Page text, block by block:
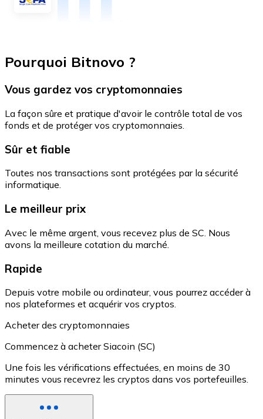
Pourquoi Bitnovo ?
Vous gardez vos cryptomonnaies
La façon sûre et pratique d'avoir le contrôle total de vos
fonds et de protéger vos cryptomonnaies.
Sûr et fiable
Toutes nos transactions sont protégées par la sécurité
informatique.
Le meilleur prix
Avec le même argent, vous recevez plus de SC. Nous
avons la meilleure cotation du marché.
Rapide
Depuis votre mobile ou ordinateur, vous pourrez accéder à
nos plateformes et acquérir vos cryptos.
Acheter des cryptomonnaies
Commencez à acheter Siacoin (SC)
Une fois les vérifications effectuées, en moins de 30
minutes vous recevrez les cryptos dans vos portefeuilles.